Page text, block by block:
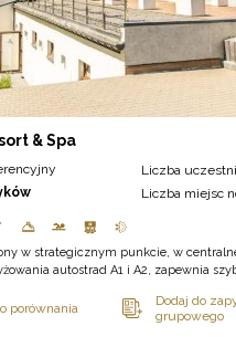
& Spa
Liczba
Liczba miejsc
w strategicznym punkcie, w
autostrad A1 i A2, zapewnia